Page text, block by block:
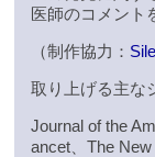
医師のコメント
（制作協力：
取り上げる主な
Journal of the
ancet、The New